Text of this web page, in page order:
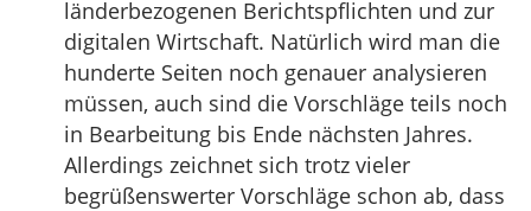
länderbezogenen Berichtspflichten und zur
digitalen Wirtschaft. Natürlich wird man die
hunderte Seiten noch genauer analysieren
müssen, auch sind die Vorschläge teils noch
in Bearbeitung bis Ende nächsten Jahres.
Allerdings zeichnet sich trotz vieler
begrüßenswerter Vorschläge schon ab, dass